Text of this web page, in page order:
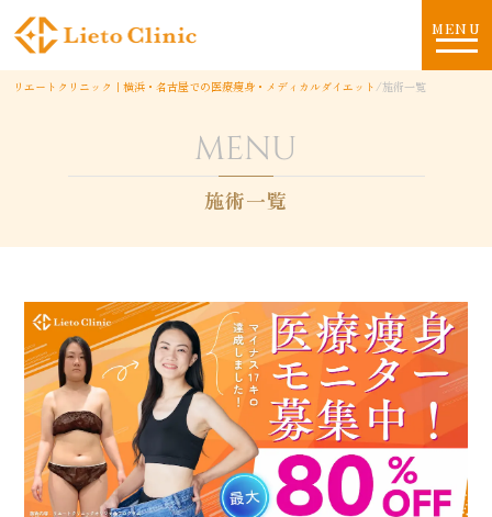
MENU
リエートクリニック｜横浜・名古屋での医療痩身・メディカルダイエット /施術一覧
MENU
施術一覧